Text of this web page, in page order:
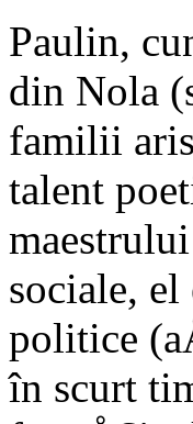
Paulin,
din Nola
familii
talent
sociale,
politice
în scurt